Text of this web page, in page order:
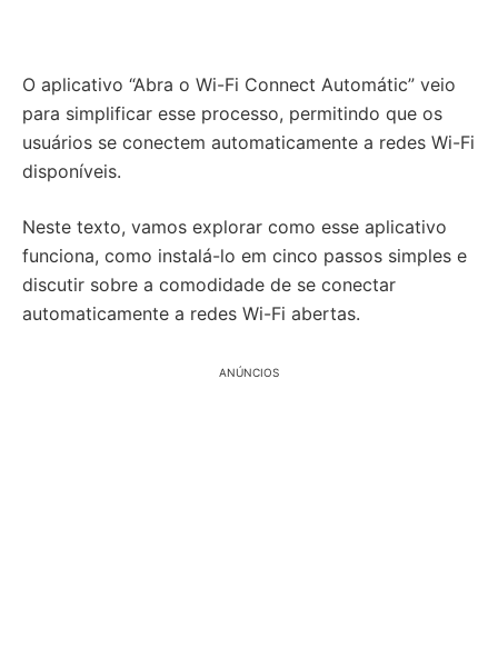
O aplicativo “Abra o Wi-Fi Connect Automátic” veio
para simplificar esse processo, permitindo que os
usuários se conectem automaticamente a redes Wi-Fi
disponíveis.
Neste texto, vamos explorar como esse aplicativo
funciona, como instalá-lo em cinco passos simples e
discutir sobre a comodidade de se conectar
automaticamente a redes Wi-Fi abertas.
ANÚNCIOS